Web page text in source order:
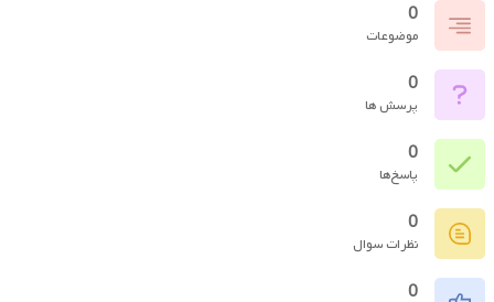
0
موضوعات
0
پرسش ها
0
پاسخ‌ها
0
نظرات سوال
0